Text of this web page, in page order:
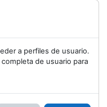
a perfiles de usuario.
de usuario para